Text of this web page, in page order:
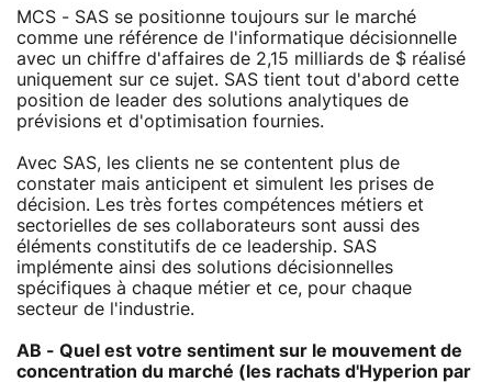
MCS - SAS se positionne toujours sur le marché
comme une référence de l'informatique décisionnelle
avec un chiffre d'affaires de 2,15 milliards de $ réalisé
uniquement sur ce sujet. SAS tient tout d'abord cette
position de leader des solutions analytiques de
prévisions et d'optimisation fournies.
Avec SAS, les clients ne se contentent plus de
constater mais anticipent et simulent les prises de
décision. Les très fortes compétences métiers et
sectorielles de ses collaborateurs sont aussi des
éléments constitutifs de ce leadership. SAS
implémente ainsi des solutions décisionnelles
spécifiques à chaque métier et ce, pour chaque
secteur de l'industrie.
AB - Quel est votre sentiment sur le mouvement de
concentration du marché (les rachats d'Hyperion par